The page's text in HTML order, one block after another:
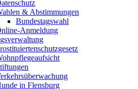
& Abstimmungen
Bundestagswahl
Anmeldung
in Flensburg